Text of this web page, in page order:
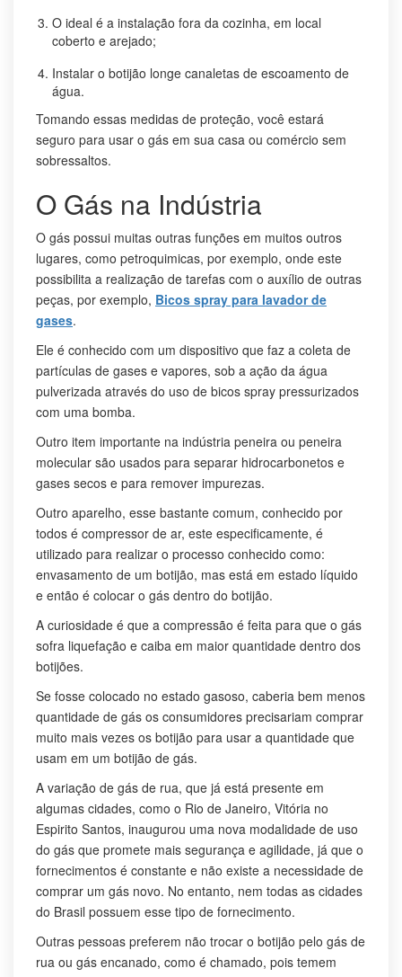
O ideal é a instalação fora da cozinha, em local
coberto e arejado;
Instalar o botijão longe canaletas de escoamento de
água.
Tomando essas medidas de proteção, você estará
seguro para usar o gás em sua casa ou comércio sem
sobressaltos.
O Gás na Indústria
O gás possui muitas outras funções em muitos outros
lugares, como petroquimicas, por exemplo, onde este
possibilita a realização de tarefas com o auxílio de outras
peças, por exemplo, Bicos spray para lavador de
gases.
Ele é conhecido com um dispositivo que faz a coleta de
partículas de gases e vapores, sob a ação da água
pulverizada através do uso de bicos spray pressurizados
com uma bomba.
Outro item importante na indústria peneira ou peneira
molecular são usados para separar hidrocarbonetos e
gases secos e para remover impurezas.
Outro aparelho, esse bastante comum, conhecido por
todos é compressor de ar, este especificamente, é
utilizado para realizar o processo conhecido como:
envasamento de um botijão, mas está em estado líquido
e então é colocar o gás dentro do botijão.
A curiosidade é que a compressão é feita para que o gás
sofra liquefação e caiba em maior quantidade dentro dos
botijões.
Se fosse colocado no estado gasoso, caberia bem menos
quantidade de gás os consumidores precisariam comprar
muito mais vezes os botijão para usar a quantidade que
usam em um botijão de gás.
A variação de gás de rua, que já está presente em
algumas cidades, como o Rio de Janeiro, Vitória no
Espirito Santos, inaugurou uma nova modalidade de uso
do gás que promete mais segurança e agilidade, já que o
fornecimentos é constante e não existe a necessidade de
comprar um gás novo. No entanto, nem todas as cidades
do Brasil possuem esse tipo de fornecimento.
Outras pessoas preferem não trocar o botijão pelo gás de
rua ou gás encanado, como é chamado, pois temem